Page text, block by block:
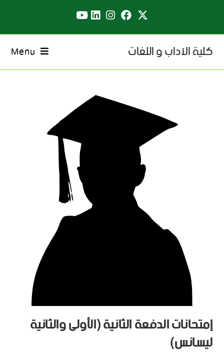
كلية الآداب و اللغات Menu
إمتحانات الدفعة الثانية (الأولى والثانية
ليسانس)